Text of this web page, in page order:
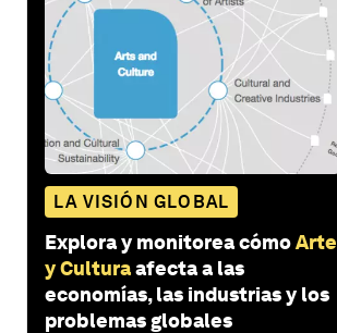
LA VISIÓN GLOBAL
Explora y monitorea cómoArte
y Culturaafecta a las
economías, las industrias y los
problemas globales